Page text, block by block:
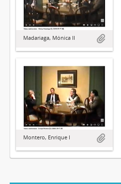
Madariaga, Mónica II
Montero, Enrique I